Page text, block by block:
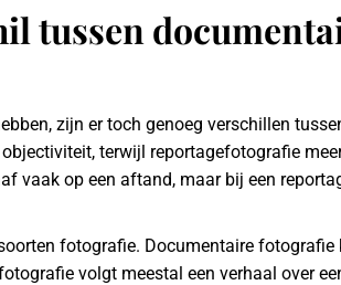
tussen
zijn er toch genoeg verschillen
terwijl reportagefotografie
vaak op een aftand, maar bij een
fotografie. Documentaire fotografie
volgt meestal een verhaal over